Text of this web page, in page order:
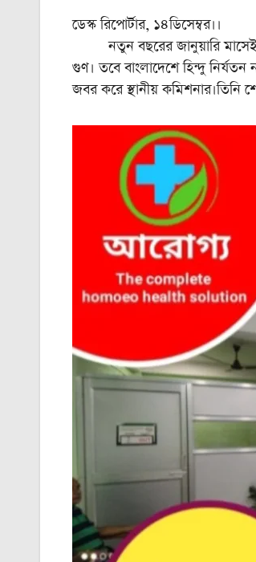
ডেস্ক রিপোর্টার, ১৪ডিসেম্বর।।
নতুন বছরের জানুয়ারি মাসেই
গুণ। তবে বাংলাদেশে হিন্দু
জবর করে স্থানীয় কমিশনার।তিনি